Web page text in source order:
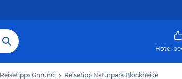
Hotel
Reisetipps Gmünd Reisetipp Naturpark Blockheide